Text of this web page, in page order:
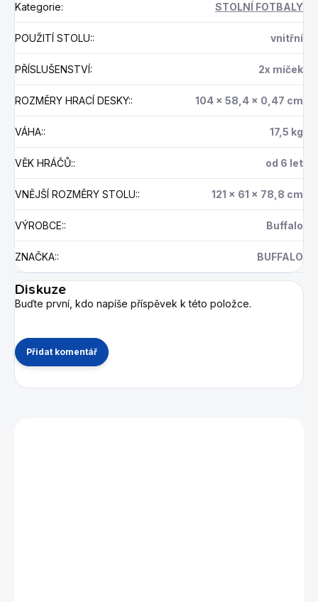
Kategorie: STOLNÍ FOTBALY
POUŽITÍ STOLU:: vnitřní
PŘÍSLUŠENSTVÍ: 2x míček
ROZMĚRY HRACÍ DESKY:: 104 x 58,4 x 0,47 cm
VÁHA:: 17,5 kg
VĚK HRÁČŮ:: od 6 let
VNĚJŠÍ ROZMĚRY STOLU:: 121 x 61 x 78,8 cm
VÝROBCE:: Buffalo
ZNAČKA:: BUFFALO
Diskuze
Buďte první, kdo napíše příspěvek k této položce.
Přidat komentář